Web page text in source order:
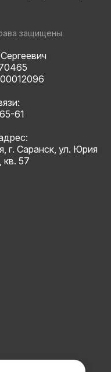
защищены.
61
г. Саранск, ул. Юрия
кв. 57